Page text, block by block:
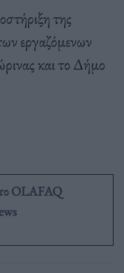
της
εργαζόμενων
και το Δήμο
OLAFAQ